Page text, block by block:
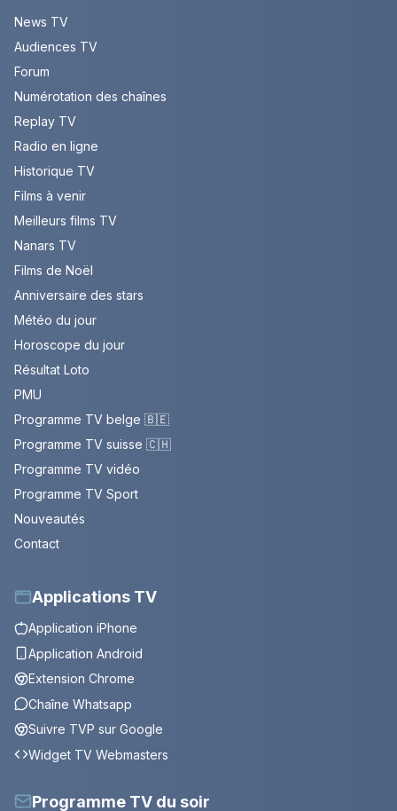
News TV
Audiences TV
Forum
Numérotation des chaînes
Replay TV
Radio en ligne
Historique TV
Films à venir
Meilleurs films TV
Nanars TV
Films de Noël
Anniversaire des stars
Météo du jour
Horoscope du jour
Résultat Loto
PMU
Programme TV belge 🇧🇪
Programme TV suisse 🇨🇭
Programme TV vidéo
Programme TV Sport
Nouveautés
Contact
Applications TV
Application iPhone
Application Android
Extension Chrome
Chaîne Whatsapp
Suivre TVP sur Google
Widget TV Webmasters
Programme TV du soir